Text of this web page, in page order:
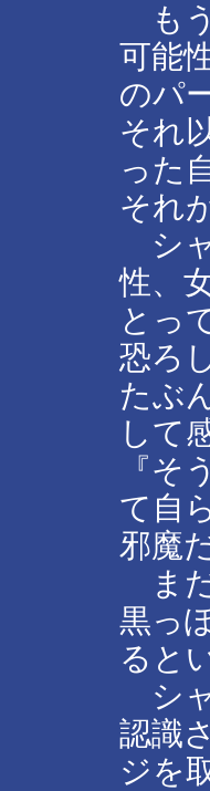
も
可能
のパ
それ
った
それ
シ
性、
とっ
恐ろ
たぶ
して
『そ
て自
邪魔
ま
黒っ
ると
シ
認識
ジを